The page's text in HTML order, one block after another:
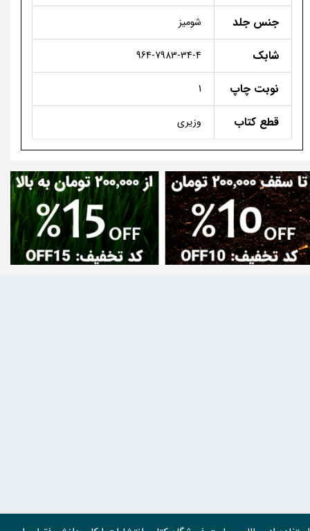
جنس جلد شومیز
شابک 964-7983-34-4
نوبت چاپ 1
قطع کتاب وزیری